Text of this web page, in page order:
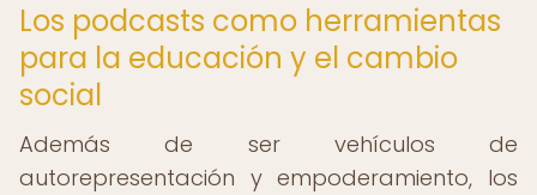
Los podcasts como herramientas
para la educación y el cambio
social
Además de ser vehículos de
autorepresentación y empoderamiento, los